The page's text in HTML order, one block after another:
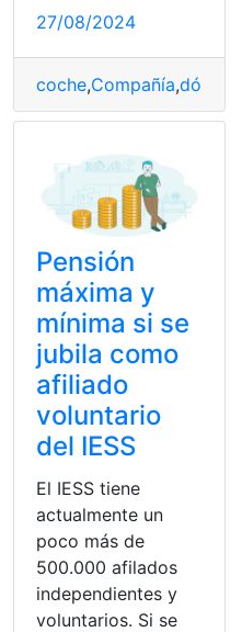
Ingresos,tienes,Uber,Vehículo
27/08/2024
coche,Compañía,dólares
Pensión
máxima y
mínima si se
jubila como
afiliado
voluntario
del IESS
El IESS tiene
actualmente un
poco más de
500.000 afilados
independientes y
voluntarios. Si se